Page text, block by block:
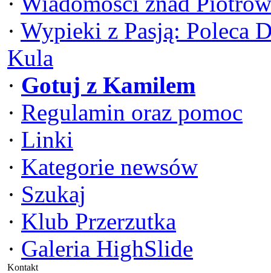
· Wypieki z Pasją: Poleca
Kula
· Gotuj z Kamilem
· Regulamin oraz pomoc
· Linki
· Kategorie newsów
· Szukaj
· Klub Przerzutka
· Galeria HighSlide
Kontakt